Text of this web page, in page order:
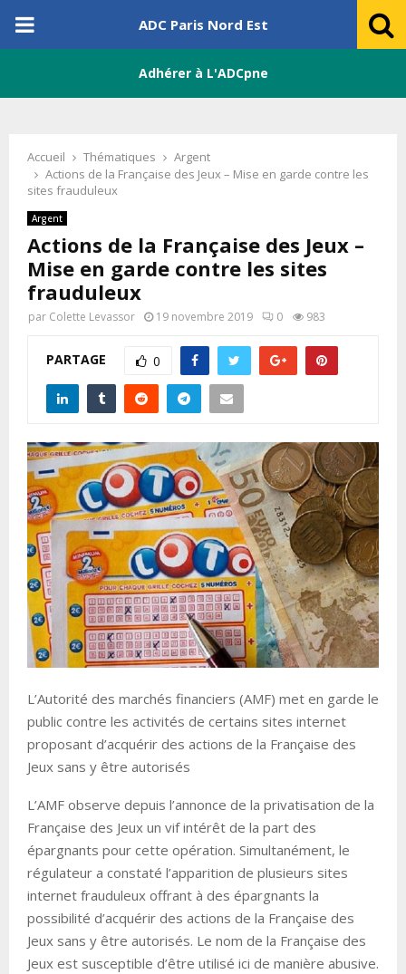
PRIMARY
ADC Paris Nord Est
Adhérer à L'ADCpne
Accueil Thématiques
Argent
Actions de la Française des Jeux – Mise en garde contre les
sites frauduleux
Argent
Actions de la Française des Jeux –
Mise en garde contre les sites
frauduleux
par Colette Levassor 19 novembre 2019 0 983
PARTAGE 0
L’Autorité des marchés financiers (AMF) met en garde le
public contre les activités de certains sites internet
proposant d’acquérir des actions de la Française des
Jeux sans y être autorisés
L’AMF observe depuis l’annonce de la privatisation de la
Française des Jeux un vif intérêt de la part des
épargnants pour cette opération. Simultanément, le
régulateur a constaté l’apparition de plusieurs sites
internet frauduleux offrant à des épargnants la
possibilité d’acquérir des actions de la Française des
Jeux sans y être autorisés. Le nom de la Française des
Jeux est susceptible d’être utilisé ici de manière abusive.